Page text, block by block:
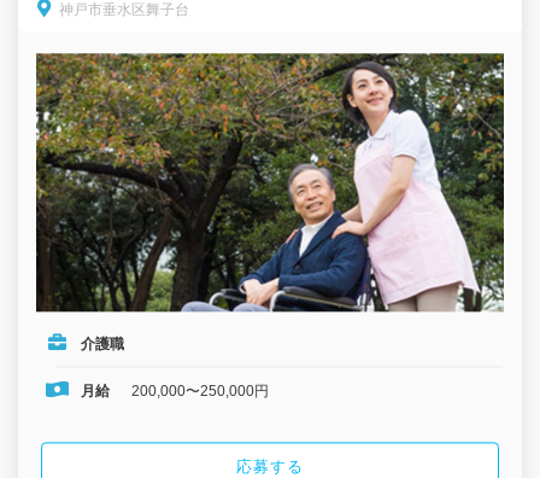
神戸市垂水区舞子台
介護職
月給 200,000〜250,000円
応募する